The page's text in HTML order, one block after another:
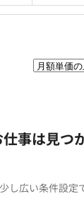
事は見つ
し広い条件設定